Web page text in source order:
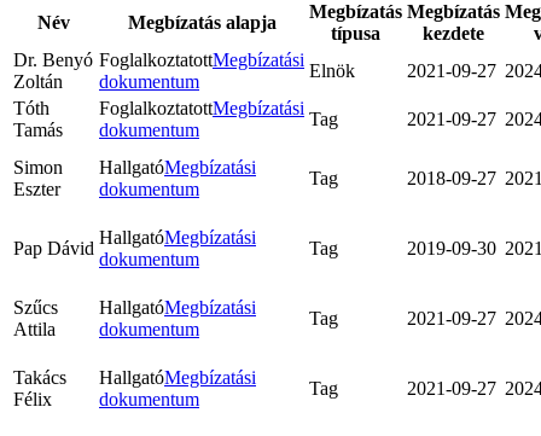
Név Megbízatás alapja
Megbízatás
típusa
Megbízatás
kezdete
Dr. Benyó
Zoltán
FoglalkoztatottMegbízatási
dokumentum
Elnök 2021-09-27
Tóth
Tamás
FoglalkoztatottMegbízatási
dokumentum
Tag 2021-09-27
Simon
Eszter
HallgatóMegbízatási
dokumentum
Tag 2018-09-27
Pap Dávid
HallgatóMegbízatási
dokumentum
Tag 2019-09-30
Szűcs
Attila
HallgatóMegbízatási
dokumentum
Tag 2021-09-27
Takács
Félix
HallgatóMegbízatási
dokumentum
Tag 2021-09-27